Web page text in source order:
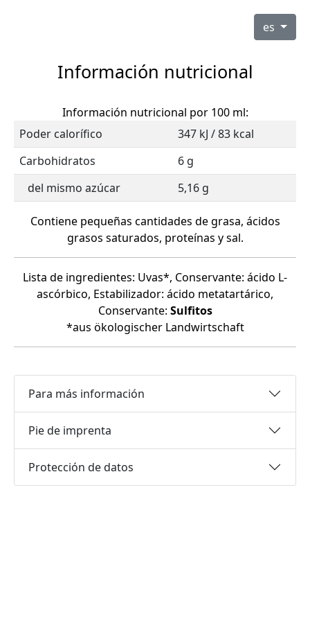
es
Información nutricional
Información nutricional por 100 ml:
Poder calorífico
347 kJ / 83 kcal
Carbohidratos
6 g
del mismo azúcar
5,16 g
Contiene pequeñas cantidades de grasa, ácidos
grasos saturados, proteínas y sal.
Lista de ingredientes: Uvas*, Conservante: ácido L-
ascórbico, Estabilizador: ácido metatartárico,
Conservante: Sulfitos
*aus ökologischer Landwirtschaft
Para más información
Pie de imprenta
Protección de datos